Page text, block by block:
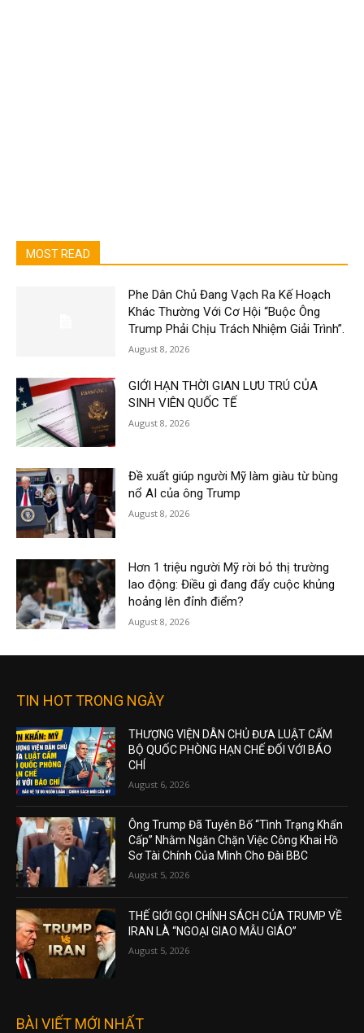
MOST READ
Phe Dân Chủ Đang Vạch Ra Kế Hoạch
Khác Thường Với Cơ Hội “Buộc Ông
Trump Phải Chịu Trách Nhiệm Giải Trình”.
August 8, 2026
GIỚI HẠN THỜI GIAN LƯU TRÚ CỦA
SINH VIÊN QUỐC TẾ
August 8, 2026
Đề xuất giúp người Mỹ làm giàu từ bùng
nổ AI của ông Trump
August 8, 2026
Hơn 1 triệu người Mỹ rời bỏ thị trường
lao động: Điều gì đang đẩy cuộc khủng
hoảng lên đỉnh điểm?
August 8, 2026
TIN HOT TRONG NGÀY
THƯỢNG VIỆN DÂN CHỦ ĐƯA LUẬT CẤM
BỘ QUỐC PHÒNG HẠN CHẾ ĐỐI VỚI BÁO
CHÍ
August 6, 2026
Ông Trump Đã Tuyên Bố “Tình Trạng Khẩn
Cấp” Nhằm Ngăn Chặn Việc Công Khai Hồ
Sơ Tài Chính Của Mình Cho Đài BBC
August 5, 2026
THẾ GIỚI GỌI CHÍNH SÁCH CỦA TRUMP VỀ
IRAN LÀ “NGOẠI GIAO MẪU GIÁO”
August 5, 2026
BÀI VIẾT MỚI NHẤT